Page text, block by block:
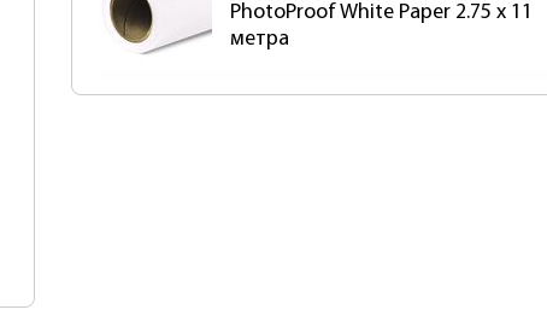
PhotoProof White Paper 2.75 x 11
метра